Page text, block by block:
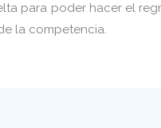
para poder hacer el
la competencia.